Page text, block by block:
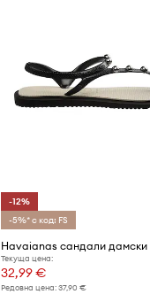
-12%
-5%* с код: FS
Текуща цена:
32,99 €
Редовна цена: 37,90 €